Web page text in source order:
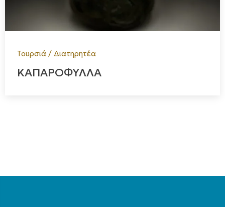
Τουρσιά / Διατηρητέα
ΚΑΠΑΡΟΦΥΛΛΑ